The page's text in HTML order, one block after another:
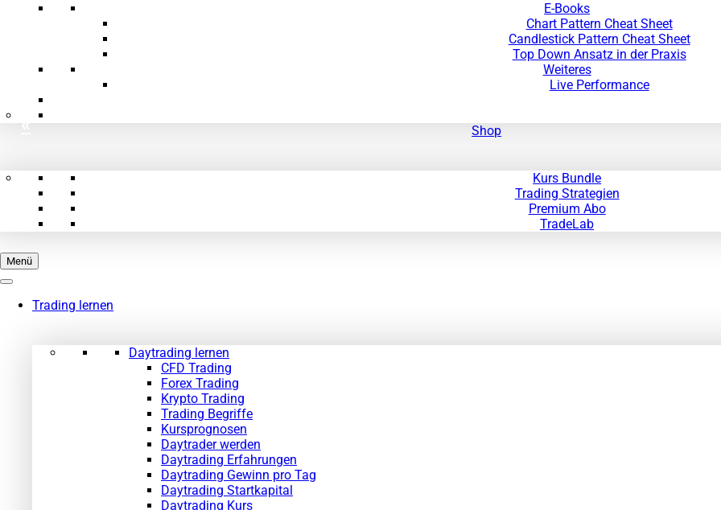
E-Books
Chart Pattern Cheat Sheet
Candlestick Pattern Cheat Sheet
Top Down Ansatz in der Praxis
Weiteres
Live Performance
Shop
Kurs Bundle
Trading Strategien
Premium Abo
TradeLab
Menü
Trading lernen
Daytrading lernen
CFD Trading
Forex Trading
Krypto Trading
Trading Begriffe
Kursprognosen
Daytrader werden
Daytrading Erfahrungen
Daytrading Gewinn pro Tag
Daytrading Startkapital
Daytrading Kurs
«